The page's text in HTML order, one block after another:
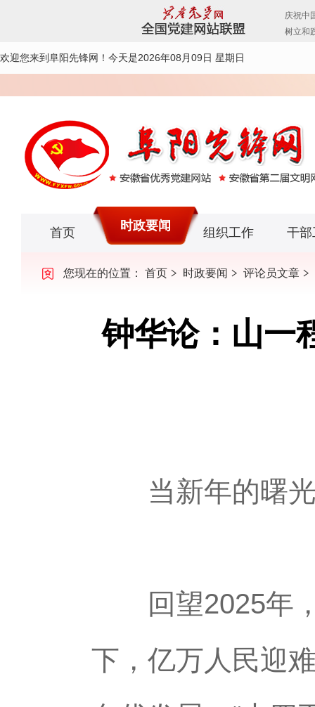
欢迎您来到阜阳先锋网！ 今天是2026年08月09日 星期日
首页 时政要闻 组织工作 干部
您现在的位置： 首页 时政要闻 评论员文章
钟华论：山
当新年的曙光
回望2025年，
下，亿万人民迎